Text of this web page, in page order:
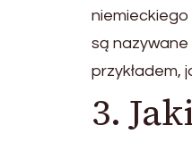
niemieckiego
są nazywane
przykładem,
3.